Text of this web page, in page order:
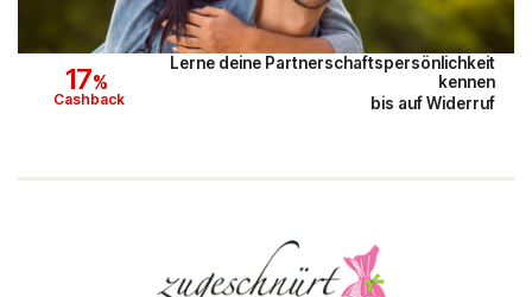
17%
Cashback
Lerne deine Partnerschaftspersönlichkeit
kennen
bis auf Widerruf